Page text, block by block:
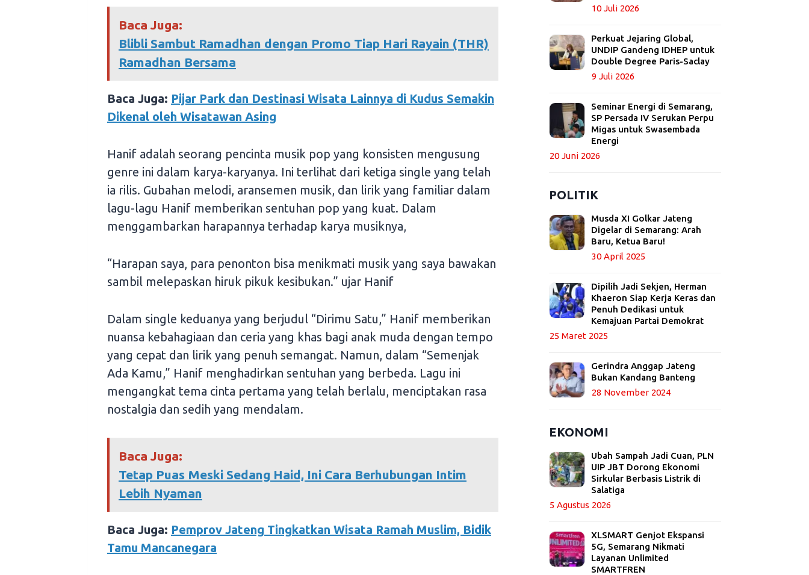
Baca Juga:
Blibli Sambut Ramadhan dengan Promo Tiap Hari Rayain (THR)
Ramadhan Bersama
Baca Juga: Pijar Park dan Destinasi Wisata Lainnya di Kudus Semakin
Dikenal oleh Wisatawan Asing
Hanif adalah seorang pencinta musik pop yang konsisten mengusung
genre ini dalam karya-karyanya. Ini terlihat dari ketiga single yang telah
ia rilis. Gubahan melodi, aransemen musik, dan lirik yang familiar dalam
lagu-lagu Hanif memberikan sentuhan pop yang kuat. Dalam
menggambarkan harapannya terhadap karya musiknya,
“Harapan saya, para penonton bisa menikmati musik yang saya bawakan
sambil melepaskan hiruk pikuk kesibukan.” ujar Hanif
Dalam single keduanya yang berjudul “Dirimu Satu,” Hanif memberikan
nuansa kebahagiaan dan ceria yang khas bagi anak muda dengan tempo
yang cepat dan lirik yang penuh semangat. Namun, dalam “Semenjak
Ada Kamu,” Hanif menghadirkan sentuhan yang berbeda. Lagu ini
mengangkat tema cinta pertama yang telah berlalu, menciptakan rasa
nostalgia dan sedih yang mendalam.
Baca Juga:
Tetap Puas Meski Sedang Haid, Ini Cara Berhubungan Intim
Lebih Nyaman
Baca Juga: Pemprov Jateng Tingkatkan Wisata Ramah Muslim, Bidik
Tamu Mancanegara
10 Juli 2026
Perkuat Jejaring Global,
UNDIP Gandeng IDHEP untuk
Double Degree Paris-Saclay
9 Juli 2026
Seminar Energi di Semarang,
SP Persada IV Serukan Perpu
Migas untuk Swasembada
Energi
20 Juni 2026
POLITIK
Musda XI Golkar Jateng
Digelar di Semarang: Arah
Baru, Ketua Baru!
30 April 2025
Dipilih Jadi Sekjen, Herman
Khaeron Siap Kerja Keras dan
Penuh Dedikasi untuk
Kemajuan Partai Demokrat
25 Maret 2025
Gerindra Anggap Jateng
Bukan Kandang Banteng
28 November 2024
EKONOMI
Ubah Sampah Jadi Cuan, PLN
UIP JBT Dorong Ekonomi
Sirkular Berbasis Listrik di
Salatiga
5 Agustus 2026
XLSMART Genjot Ekspansi
5G, Semarang Nikmati
Layanan Unlimited
SMARTFREN